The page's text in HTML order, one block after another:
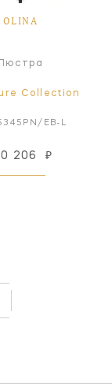
OLINA
Collection
EB-L
206 ₽